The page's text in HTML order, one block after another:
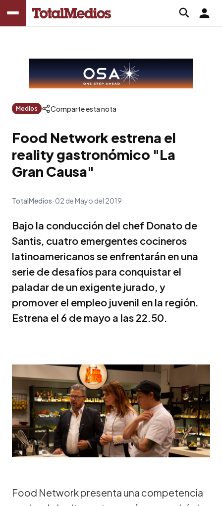
Medios Comparte esta nota
Food Network estrena el
reality gastronómico "La
Gran Causa"
TotalMedios 02 de Mayo del 2019
Bajo la conducción del chef Donato de
Santis, cuatro emergentes cocineros
latinoamericanos se enfrentarán en una
serie de desafíos para conquistar el
paladar de un exigente jurado, y
promover el empleo juvenil en la región.
Estrena el 6 de mayo a las 22.50.
Food Network presenta una competencia